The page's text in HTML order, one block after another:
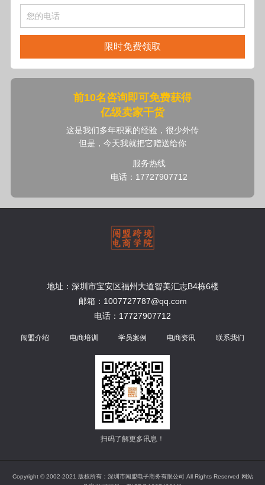
限时免费领取
前10名咨询即可免费获得
亿级卖家干货
这是我们多年积累的经验，很少外传
但是，今天我就把它赠送给你
服务热线
电话：17727907712
地址：深圳市宝安区福州大道智美汇志B4栋6楼
邮箱：1007727787@qq.com
电话：17727907712
闯盟介绍 电商培训 学员案例 电商资讯 联系我们
扫码了解更多讯息！
Copyright © 2002-2021 版权所有：深圳市闯盟电子商务有限公司 All Rights Reserved 网站